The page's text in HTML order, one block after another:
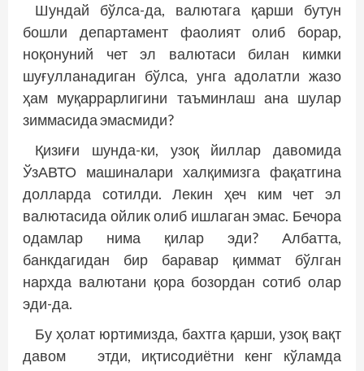
Шундай бўлса-да, валютага қарши бутун
бошли департамент фаолият олиб борар,
ноқонуний чет эл валютаси билан кимки
шуғулланадиган бўлса, унга адолатли жазо
ҳам муқаррарлигини таъминлаш ана шулар
зиммасида эмасмиди?
Қизиғи шунда-ки, узоқ йиллар давомида
ЎзАВТО машиналари халқимизга фақатгина
долларда сотилди. Лекин ҳеч ким чет эл
валютасида ойлик олиб ишлаган эмас. Бечора
одамлар нима қилар эди? Албатта,
банкдагидан бир баравар қиммат бўлган
нархда валютани қора бозордан сотиб олар
эди-да.
Бу ҳолат юртимизда, бахтга қарши, узоқ вақт
давом этди, иқтисодиётни кенг кўламда